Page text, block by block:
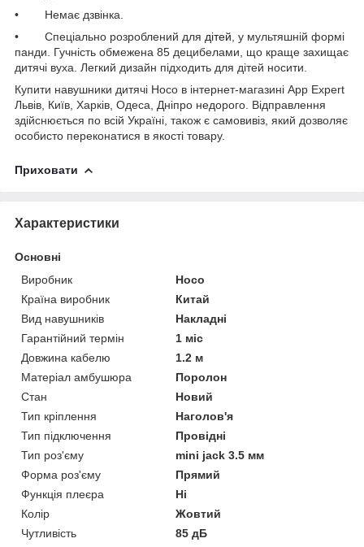
• Немає дзвінка.
• Спеціально розроблений для дітей , у мультяшній формі
панди. Гучність обмежена 85 децибелами, що краще захищає
дитячі вуха. Легкий дизайн підходить для дітей носити.
Купити навушники дитячі Hoco в інтернет-магазині App Expert
Львів, Київ, Харків, Одеса, Дніпро недорого. Відправлення
здійснюється по всій Україні, також є самовивіз, який дозволяє
особисто переконатися в якості товару.
Приховати
Характеристики
Основні
Виробник
Hoco
Країна виробник
Китай
Вид навушників
Накладні
Гарантійний термін
1 міс
Довжина кабелю
1.2 м
Матеріал амбушюра
Поролон
Стан
Новий
Тип кріплення
Наголов'я
Тип підключення
Провідні
Тип роз'єму
mini jack 3.5 мм
Форма роз'єму
Прямий
Функція плеєра
Ні
Колір
Жовтий
Чутливість
85 дБ